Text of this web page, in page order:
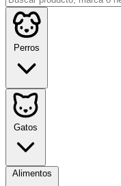
Perros
Gatos
Alimentos